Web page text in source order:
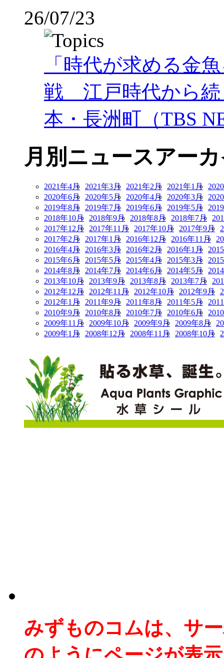
26/07/23
「時代が求める金
戦 江戸時代から
本・長洲町（TBS
月別ニュースアー
2021年4月 2021年3月 2021年2月 2021年1月
2020年6月
2020年5月 2020年4月 2020年3月
2019年8月
2019年7月 2019年6月 2019年5月
2018年10月
2018年9月 2018年8月 2018年7月
2017年12月
2017年11月 2017年10月 2017年9月
2017年2月
2017年1月 2016年12月 2016年11月
2016年4月
2016年3月 2016年2月 2016年1月
2015年6月
2015年5月 2015年4月 2015年3月
2014年8月
2014年7月 2014年6月 2014年5月
2013年10月
2013年9月 2013年8月 2013年7月
2012年12月
2012年11月 2012年10月 2012年9月
2012年1月
2011年9月 2011年8月 2011年5月
2010年9月
2010年8月 2010年7月 2010年6月
2009年11月
2009年10月 2009年9月 2009年8月
2009年1月
2008年12月 2008年11月 2008年10月
みずものコムは、サ